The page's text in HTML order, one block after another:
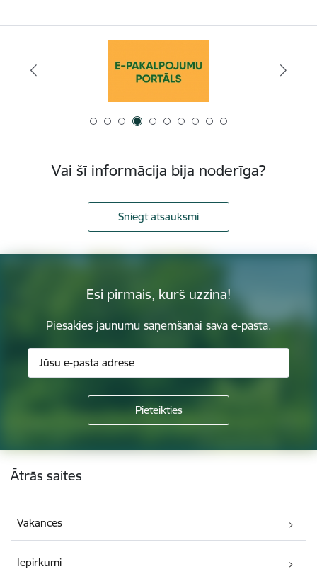
Vai šī informācija bija noderīga?
Sniegt atsauksmi
Esi pirmais, kurš uzzina!
Piesakies jaunumu saņemšanai savā e-pastā.
Kājene
Ātrās saites
Vakances
Iepirkumi